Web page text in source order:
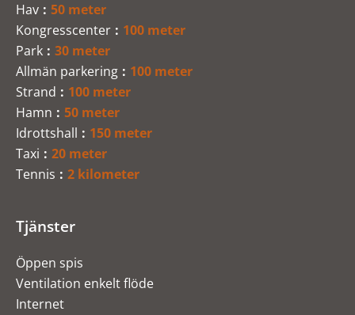
Hav
50 meter
Kongresscenter
100 meter
Park
30 meter
Allmän parkering
100 meter
Strand
100 meter
Hamn
50 meter
Idrottshall
150 meter
Taxi
20 meter
Tennis
2 kilometer
Tjänster
Öppen spis
Ventilation enkelt flöde
Internet